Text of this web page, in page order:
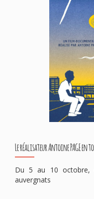
Le réalisateur Antoine PAGE en
Du 5 au 10 octobre,
auvergnats